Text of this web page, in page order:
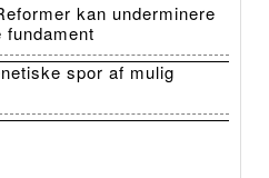
kan underminere
spor af mulig